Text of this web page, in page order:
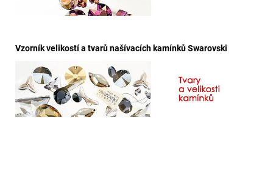
Vzorník velikostí a tvarů našívacích kamínků Swarovski